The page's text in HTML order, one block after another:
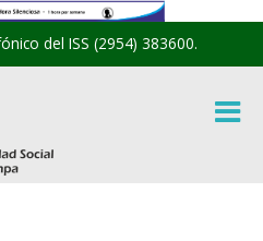
del ISS (2954) 383600.